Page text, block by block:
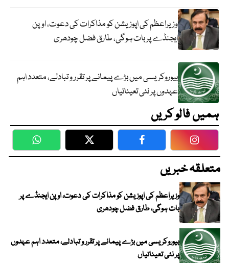
وزیراعظم کی اپوزیشن کو مذاکرات کی دعوت، اوپن
ایجنڈے پر بات ہوگی، طارق فضل چودھری
بیوروکریسی میں بڑے پیمانے پر تقرر و تبادلے، متعدد اہم
عہدوں پر نئی تعیناتیاں
ہمیں فالو کریں
WhatsApp Twitter Facebook
متعلقہ خبریں
وزیراعظم کی اپوزیشن کو مذاکرات کی دعوت، اوپن ایجنڈے پر
بات ہوگی، طارق فضل چودھری
بیوروکریسی میں بڑے پیمانے پر تقرر و تبادلے، متعدد اہم عہدوں
پر نئی تعیناتیاں